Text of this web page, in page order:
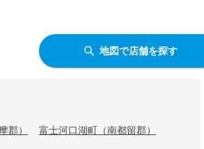
地図で店舗を探す
郡） 富士河口湖町（南都留郡）